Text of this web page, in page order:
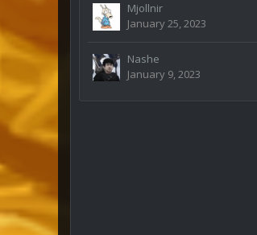
Mjollnir
January 25, 2023
Nashe
January 9, 2023